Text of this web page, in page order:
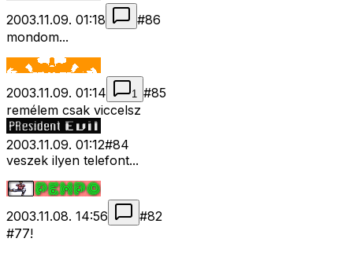
2003.11.09. 01:18 #86
mondom...
2003.11.09. 01:14 1 #85
remélem csak viccelsz
2003.11.09. 01:12#84
veszek ilyen telefont...
2003.11.08. 14:56 #82
#77!